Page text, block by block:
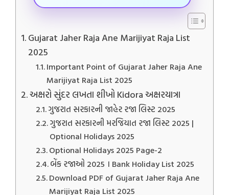
Gujarat Jaher Raja Ane Marijiyat Raja List
2025
Important Point of Gujarat Jaher Raja Ane
Marijiyat Raja List 2025
અક્ષરો સુંદર લખતા શીખો Kidora અક્ષરયાત્રા
ગુજરાત સરકારની જાહેર રજા લિસ્ટ 2025
ગુજરાત સરકારની મરજિયાત રજા લિસ્ટ 2025 |
Optional Holidays 2025
Optional Holidays 2025 Page-2
બેંક રજાઓ 2025 । Bank Holiday List 2025
Download PDF of Gujarat Jaher Raja Ane
Marijiyat Raja List 2025